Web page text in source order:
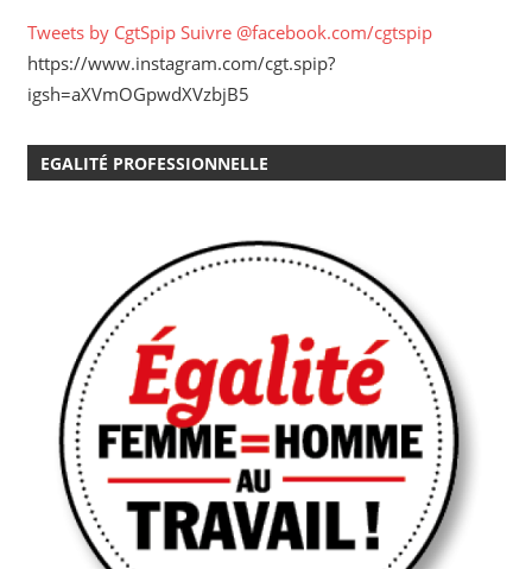
Tweets by CgtSpip Suivre @facebook.com/cgtspip
https://www.instagram.com/cgt.spip?
igsh=aXVmOGpwdXVzbjB5
EGALITÉ PROFESSIONNELLE